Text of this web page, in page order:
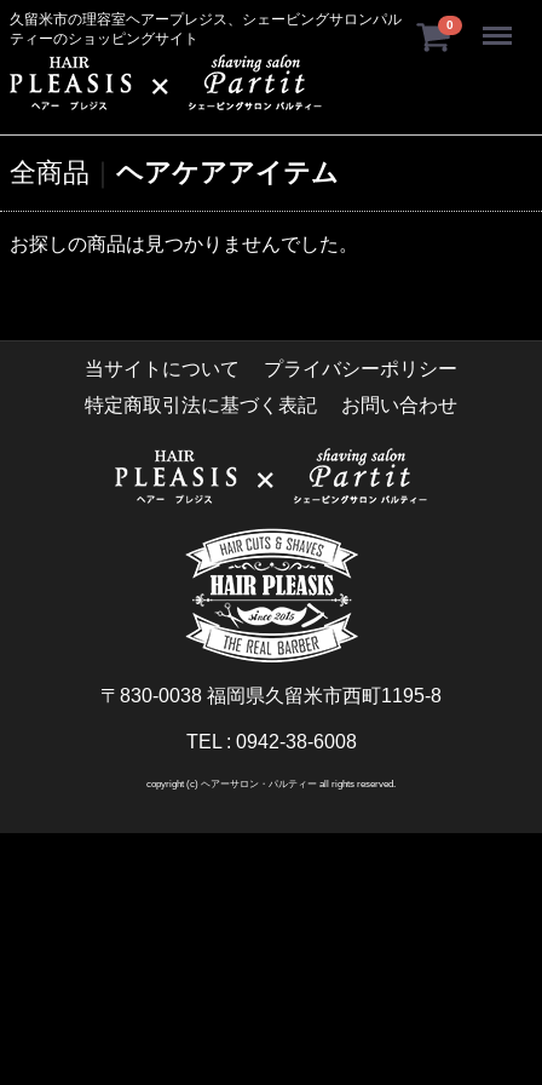
久留米市の理容室ヘアープレジス、シェービングサロンパル
ティーのショッピングサイト
0 Menu
全商品 ヘアケアアイテム
お探しの商品は見つかりませんでした。
当サイトについて
プライバシーポリシー
特定商取引法に基づく表記
お問い合わせ
〒830-0038 福岡県久留米市西町1195-8
TEL : 0942-38-6008
copyright (c) ヘアーサロン・パルティー all rights reserved.